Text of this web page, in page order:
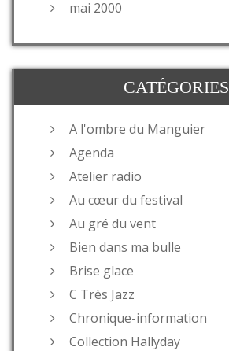
mai 2000
CATÉGORIES
A l'ombre du Manguier
Agenda
Atelier radio
Au cœur du festival
Au gré du vent
Bien dans ma bulle
Brise glace
C Très Jazz
Chronique-information
Collection Hallyday